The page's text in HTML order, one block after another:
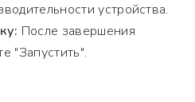
устройства.
После завершения
"Запустить".